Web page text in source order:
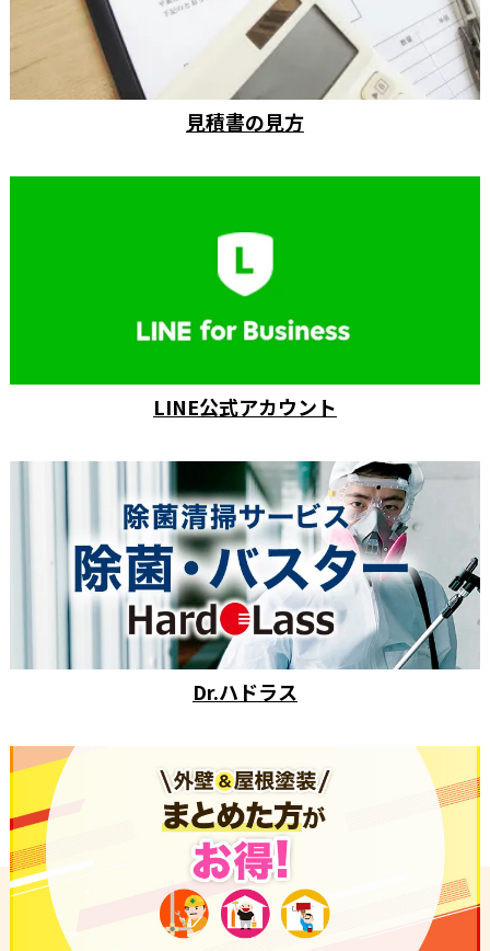
見積書の見方
LINE公式アカウント
Dr.ハドラス